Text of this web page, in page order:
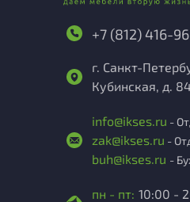
+7 (812) 416-
г. Санкт-
Кубинская, д. 84
info@ikses.ru -
zak@ikses.ru -
buh@ikses.ru -
пн - пт: 10:00 -